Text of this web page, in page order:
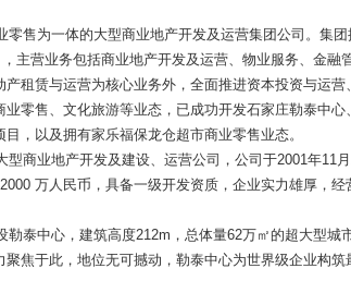
售为一体的大型商业地产开发及运营集团公司。集
主营业务包括商业地产开发及运营、物业服务、金融
租赁与运营为核心业务外，全面推进资本投资与运
零售、文化旅游等业态，已成功开发石家庄勒泰中
，以及拥有家乐福保龙仓超市商业零售业态。
型商业地产开发及建设、运营公司，公司于2001年11
万人民币，具备一级开发资质，企业实力雄厚，经
勒泰中心，建筑高度212m，总体量62万㎡的超大型城
焦于此，地位无可撼动，勒泰中心为世界级企业构筑